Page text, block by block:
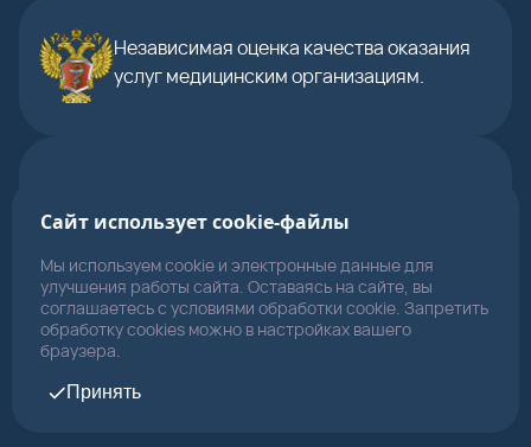
Независимая оценка качества оказания
услуг медицинским организациям.
4,8
Сайт использует cookie-файлы
Мы используем cookie и электронные данные для
улучшения работы сайта. Оставаясь на сайте, вы
соглашаетесь с условиями обработки cookie. Запретить
обработку cookies можно в настройках вашего
браузера.
Принять